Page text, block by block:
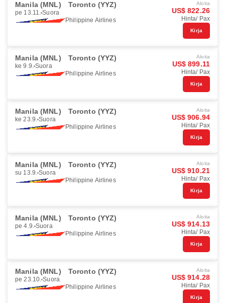
Manila (MNL) Toronto (YYZ)
pe 13.11. Suora
Philippine Airlines
Aloita
US$ 822.26
Hinta/ Pax
Kirja
Manila (MNL) Toronto (YYZ)
ke 9.9. Suora
Philippine Airlines
Aloita
US$ 899.11
Hinta/ Pax
Kirja
Manila (MNL) Toronto (YYZ)
ke 23.9. Suora
Philippine Airlines
Aloita
US$ 906.94
Hinta/ Pax
Kirja
Manila (MNL) Toronto (YYZ)
su 13.9. Suora
Philippine Airlines
Aloita
US$ 910.21
Hinta/ Pax
Kirja
Manila (MNL) Toronto (YYZ)
pe 4.9. Suora
Philippine Airlines
Aloita
US$ 914.13
Hinta/ Pax
Kirja
Manila (MNL) Toronto (YYZ)
pe 23.10. Suora
Philippine Airlines
Aloita
US$ 914.28
Hinta/ Pax
Kirja